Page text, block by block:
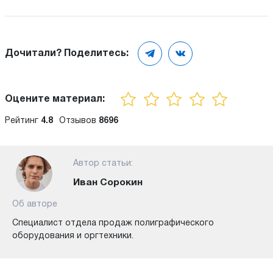
Дочитали? Поделитесь:
Оцените материал:
Рейтинг 4.8 Отзывов 8696
Автор статьи:
Иван Сорокин
Об авторе
Специалист отдела продаж полиграфического
оборудования и оргтехники.